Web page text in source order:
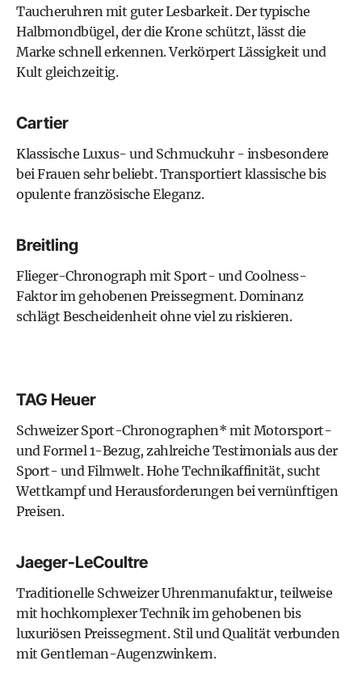
Taucheruhren mit guter Lesbarkeit. Der typische
Halbmondbügel, der die Krone schützt, lässt die
Marke schnell erkennen. Verkörpert Lässigkeit und
Kult gleichzeitig.
Cartier
Klassische Luxus- und Schmuckuhr - insbesondere
bei Frauen sehr beliebt. Transportiert klassische bis
opulente französische Eleganz.
Breitling
Flieger-Chronograph mit Sport- und Coolness-
Faktor im gehobenen Preissegment. Dominanz
schlägt Bescheidenheit ohne viel zu riskieren.
TAG Heuer
Schweizer Sport-Chronographen* mit Motorsport-
und Formel 1-Bezug, zahlreiche Testimonials aus der
Sport- und Filmwelt. Hohe Technikaffinität, sucht
Wettkampf und Herausforderungen bei vernünftigen
Preisen.
Jaeger-LeCoultre
Traditionelle Schweizer Uhrenmanufaktur, teilweise
mit hochkomplexer Technik im gehobenen bis
luxuriösen Preissegment. Stil und Qualität verbunden
mit Gentleman-Augenzwinkern.